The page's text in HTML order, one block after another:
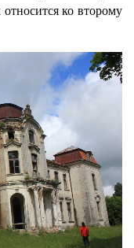
ко второму